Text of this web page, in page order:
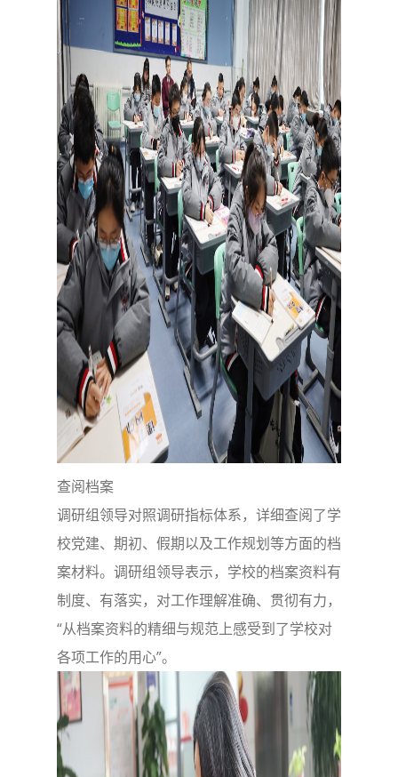
查阅档案
调研组领导对照调研指标体系，详细查阅了学
校党建、期初、假期以及工作规划等方面的档
案材料。调研组领导表示，学校的档案资料有
制度、有落实，对工作理解准确、贯彻有力，
“从档案资料的精细与规范上感受到了学校对
各项工作的用心”。